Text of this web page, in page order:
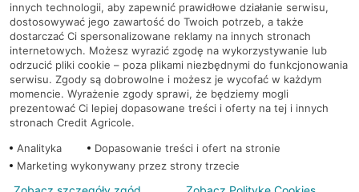
RODO
Regulamin serwisu
Mapa serwisu
PolitykaCookies
innych technologii, aby zapewnić prawidłowe działanie serwisu,
dostosowywać jego zawartość do Twoich potrzeb, a także
dostarczać Ci spersonalizowane reklamy na innych stronach
internetowych. Możesz wyrazić zgodę na wykorzystywanie lub
odrzucić pliki cookie – poza plikami niezbędnymi do funkcjonowania
serwisu. Zgody są dobrowolne i możesz je wycofać w każdym
momencie. Wyrażenie zgody sprawi, że będziemy mogli
prezentować Ci lepiej dopasowane treści i oferty na tej i innych
stronach Credit Agricole.
Analityka
Dopasowanie treści i ofert na stronie
Marketing wykonywany przez strony trzecie